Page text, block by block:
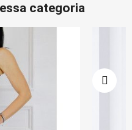
categoria